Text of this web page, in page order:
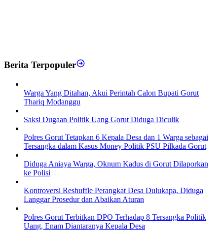
Berita Terpopuler
Warga Yang Ditahan, Akui Perintah Calon Bupati Gorut
Thariq Modanggu
Saksi Dugaan Politik Uang Gorut Diduga Diculik
Polres Gorut Tetapkan 6 Kepala Desa dan 1 Warga sebagai
Tersangka dalam Kasus Money Politik PSU Pilkada Gorut
Diduga Aniaya Warga, Oknum Kadus di Gorut Dilaporkan
ke Polisi
Kontroversi Reshuffle Perangkat Desa Dulukapa, Diduga
Langgar Prosedur dan Abaikan Aturan
Polres Gorut Terbitkan DPO Terhadap 8 Tersangka Politik
Uang, Enam Diantaranya Kepala Desa